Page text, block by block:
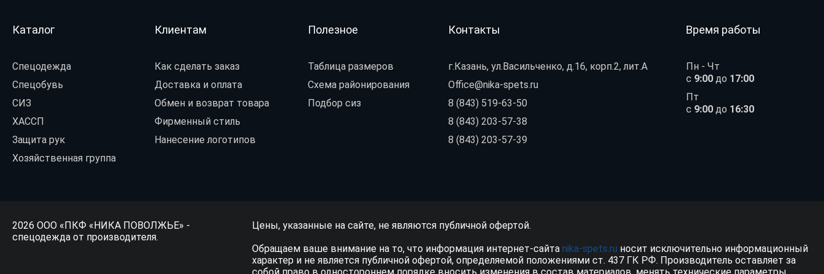
Каталог
Спецодежда
Спецобувь
СИЗ
ХАССП
Защита рук
Хозяйственная группа
Клиентам
Как сделать заказ
Доставка и оплата
Обмен и возврат товара
Фирменный стиль
Нанесение логотипов
Полезное
Таблица размеров
Схема районирования
Подбор сиз
Контакты
г.Казань, ул.Васильченко, д.16, корп.2, лит.А
Office@nika-spets.ru
8 (843) 519-63-50
8 (843) 203-57-38
8 (843) 203-57-39
Время работы
Пн - Чт
с 9:00 до 17:00
Пт
с 9:00 до 16:30
2026 ООО «ПКФ «НИКА ПОВОЛЖЬЕ» -
спецодежда от производителя.
Цены, указанные на сайте, не являются публичной офертой.
Обращаем ваше внимание на то, что информация интернет-сайтаnika-spets.ru носит исключительно информационный
характер и не является публичной офертой, определяемой положениями ст. 437 ГК РФ. Производитель оставляет за